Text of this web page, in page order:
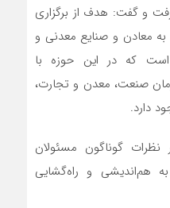
و گفت: هدف از برگزاری
معادن و صنایع معدنی و
که در این حوزه با
صنعت، معدن و تجارت،
دارد.
نظرات گوناگون مسئولان
هم‌اندیشی و راه‌گشایی